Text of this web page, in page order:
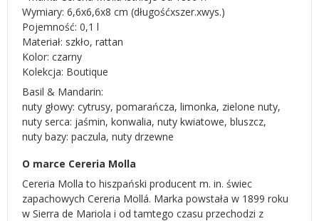
Wymiary: 6,6x6,6x8 cm (długośćxszer.xwys.)
Pojemność: 0,1 l
Materiał: szkło, rattan
Kolor: czarny
Kolekcja: Boutique
Basil & Mandarin:
nuty głowy: cytrusy, pomarańcza, limonka, zielone nuty,
nuty serca: jaśmin, konwalia, nuty kwiatowe, bluszcz,
nuty bazy: paczula, nuty drzewne
O marce Cereria Molla
Cereria Molla to hiszpański producent m. in. świec
zapachowych Cereria Mollá. Marka powstała w 1899 roku
w Sierra de Mariola i od tamtego czasu przechodzi z